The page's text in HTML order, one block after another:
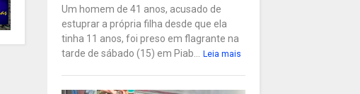
Um homem de 41 anos, acusado de
estuprar a própria filha desde que ela
tinha 11 anos, foi preso em flagrante na
tarde de sábado (15) em Piab... Leia mais